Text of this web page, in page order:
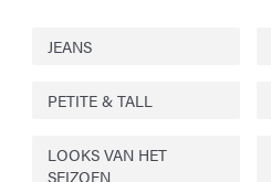
JEANS
PETITE & TALL
LOOKS VAN HET
SEIZOEN